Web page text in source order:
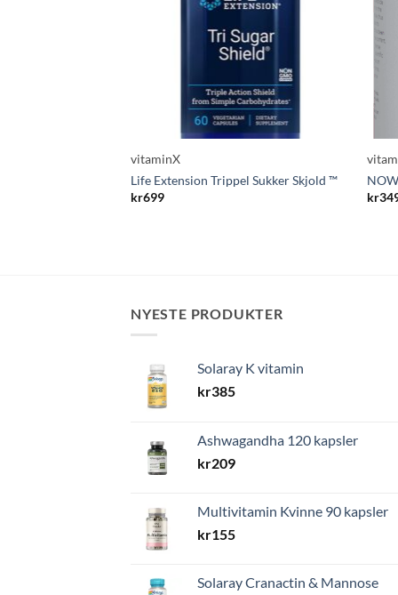
vitaminX
Life Extension Trippel Sukker Skjold ™
kr699
kr
NYESTE PRODUKTER
Solaray K vitamin
kr385
Ashwagandha 120 kapsler
kr209
Multivitamin Kvinne 90 kapsler
kr155
Solaray Cranactin & Mannose